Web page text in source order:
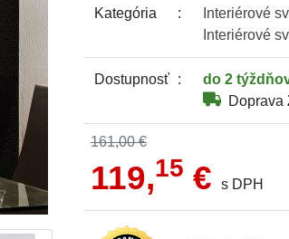
Kategória Interiérové
Interiérové
Dostupnosť
do 2
Doprava
161,00 €
119,15 € s DPH